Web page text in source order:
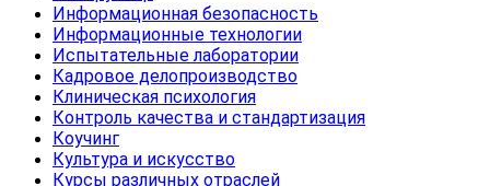
Информационная безопасность
Информационные технологии
Испытательные лаборатории
Кадровое делопроизводство
Клиническая психология
Контроль качества и стандартизация
Коучинг
Культура и искусство
Курсы различных отраслей